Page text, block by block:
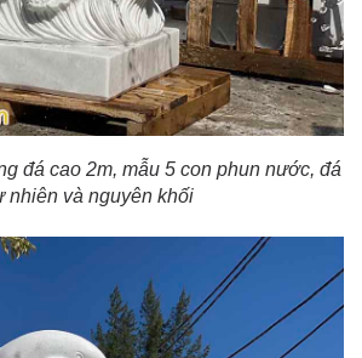
đá cao 2m, mẫu 5 con phun nước, đá
nhiên và nguyên khối